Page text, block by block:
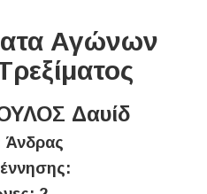
Αγώνων
Δαυίδ
Άνδρας